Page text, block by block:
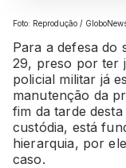
Foto: Reprodução /
Para a defesa do
29, preso por ter
policial militar já
manutenção da
fim da tarde
custódia, está
hierarquia, por
caso.